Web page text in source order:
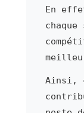
En
Ainsi,